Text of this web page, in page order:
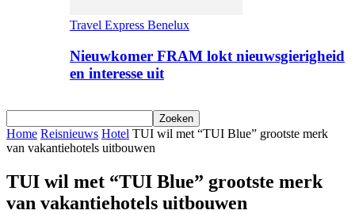
Travel Express Benelux
Nieuwkomer FRAM lokt nieuwsgierigheid
en interesse uit
Home Reisnieuws Hotel TUI wil met “TUI Blue” grootste merk
van vakantiehotels uitbouwen
TUI wil met “TUI Blue” grootste merk
van vakantiehotels uitbouwen